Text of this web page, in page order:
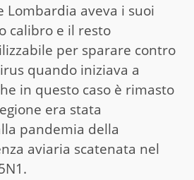
Lombardia aveva i suoi
calibro e il resto
per sparare contro
quando iniziava a
in questo caso è rimasto
era stata
pandemia della
aviaria scatenata nel